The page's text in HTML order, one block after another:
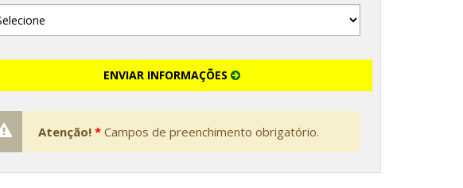
ENVIAR INFORMAÇÕES
Atenção! * Campos de preenchimento obrigatório.